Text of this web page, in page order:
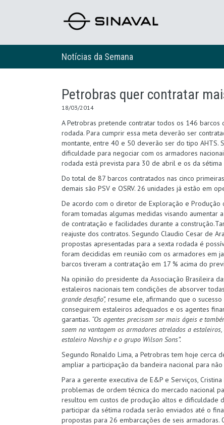
Notícias da Semana
Petrobras quer contratar
18/03/2014
A Petrobras pretende contratar todos os 146
rodada. Para cumprir essa meta deverão ser
montante, entre 40 e 50 deverão ser do tipo AHTS.
dificuldade para negociar com os armadores
rodada está prevista para 30 de abril e os da
Do total de 87 barcos contratados nas cinco
demais são PSV e OSRV. 26 unidades já estão em
De acordo com o diretor de Exploração e Produção
foram tomadas algumas medidas visando
de contratação e facilidades durante a
reajuste dos contratos. Segundo Claudio Cesar de
propostas apresentadas para a sexta rodada é
foram decididas em reunião com os armadores em
barcos tiveram a contratação em 17 % acima do
Na opinião do presidente da Associação Brasileira
estaleiros nacionais tem condições de absorver
grande desafio”, resume ele, afirmando que o
conseguirem estaleiros adequados e os agentes
garantias. “Os agentes precisam ser mais ágeis e
saem na vantagem os armadores atrelados a
estaleiro Navship e o grupo Wilson Sons”.
Segundo Ronaldo Lima, a Petrobras tem hoje
ampliar a participação da bandeira nacional para
Para a gerente executiva de E&P e Serviços,
problemas de ordem técnica do mercado nacional
resultou em custos de produção altos e dificuldade
participar da sétima rodada serão enviados até o
propostas para 26 embarcações de seis